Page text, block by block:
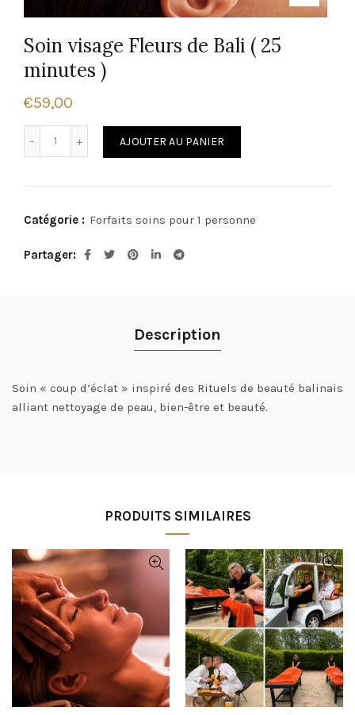
Soin visage Fleurs de Bali ( 25
minutes )
€59,00
AJOUTER AU PANIER
Catégorie : Forfaits soins pour 1 personne
Partager
Description
Soin « coup d’éclat » inspiré des Rituels de beauté balinais
alliant nettoyage de peau, bien-être et beauté.
PRODUITS SIMILAIRES